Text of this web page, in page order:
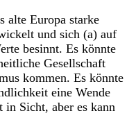
alte Europa starke
und sich (a) auf
besinnt. Es könnte
Gesellschaft
kommen. Es könnte
eine Wende
in Sicht, aber es kann